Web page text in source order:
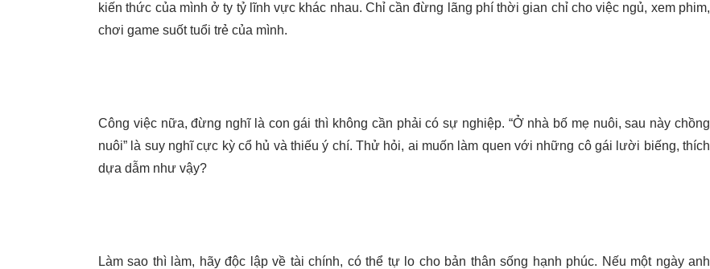
kiến thức của mình ở ty tỷ lĩnh vực khác nhau. Chỉ cần đừng lãng phí thời gian chỉ cho việc ngủ, xem phim,
chơi game suốt tuổi trẻ của mình.
Công việc nữa, đừng nghĩ là con gái thì không cần phải có sự nghiệp. “Ở nhà bố mẹ nuôi, sau này chồng
nuôi” là suy nghĩ cực kỳ cổ hủ và thiếu ý chí. Thử hỏi, ai muốn làm quen với những cô gái lười biếng, thích
dựa dẫm như vậy?
Làm sao thì làm, hãy độc lập về tài chính, có thể tự lo cho bản thân sống hạnh phúc. Nếu một ngày anh